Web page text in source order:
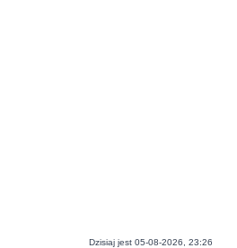
Dzisiaj jest 05-08-2026, 23:26